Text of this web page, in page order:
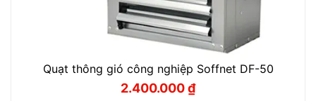
Quạt thông gió công nghiệp Soffnet DF-50
Giá
2.400.000₫
Giá